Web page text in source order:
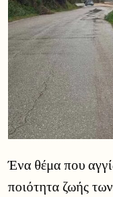
Ένα θέμα που
ποιότητα ζωής